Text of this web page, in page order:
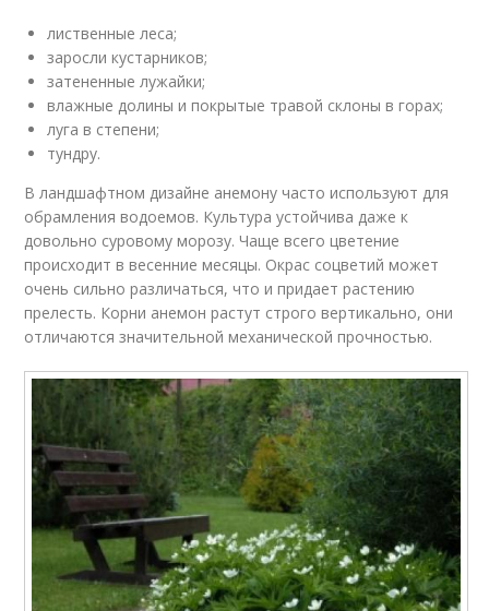
лиственные леса;
заросли кустарников;
затененные лужайки;
влажные долины и покрытые травой склоны в горах;
луга в степени;
тундру.
В ландшафтном дизайне анемону часто используют для
обрамления водоемов. Культура устойчива даже к
довольно суровому морозу. Чаще всего цветение
происходит в весенние месяцы. Окрас соцветий может
очень сильно различаться, что и придает растению
прелесть. Корни анемон растут строго вертикально, они
отличаются значительной механической прочностью.